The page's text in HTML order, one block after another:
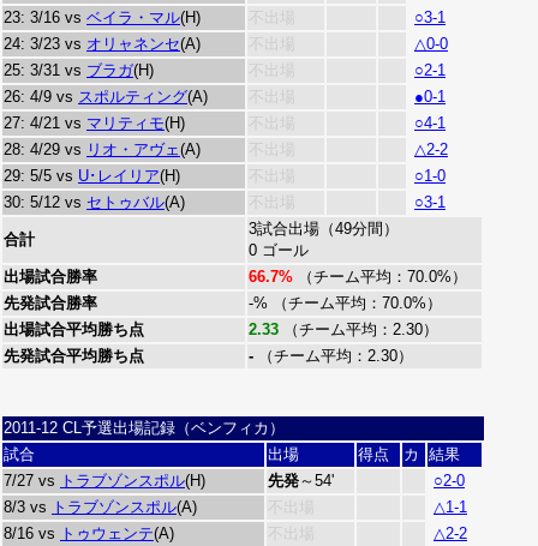
23: 3/16 vs ベイラ・マル(H) 不出場
○3-1
24: 3/23 vs オリャネンセ(A) 不出場
△0-0
25: 3/31 vs ブラガ(H) 不出場
○2-1
26: 4/9 vs スポルティング(A) 不出場
●0-1
27: 4/21 vs マリティモ(H) 不出場
○4-1
28: 4/29 vs リオ・アヴェ(A) 不出場
△2-2
29: 5/5 vs U･レイリア(H) 不出場
○1-0
30: 5/12 vs セトゥバル(A) 不出場 ○3-1
合計
3試合出場（49分間）
0 ゴール
出場試合勝率
66.7% （チーム平均：70.0%）
先発試合勝率
-% （チーム平均：70.0%）
出場試合平均勝ち点
2.33 （チーム平均：2.30）
先発試合平均勝ち点
- （チーム平均：2.30）
2011-12 CL予選出場記録（ベンフィカ）
試合
出場 得点 カ
結果
7/27 vs トラブゾンスポル(H) 先発～54'
○2-0
8/3 vs トラブゾンスポル(A) 不出場
△1-1
8/16 vs トゥウェンテ(A) 不出場
△2-2